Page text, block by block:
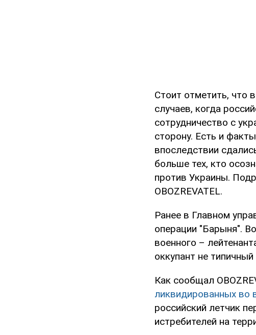
Стоит отметить, что
случаев, когда
сотрудничество с
сторону. Есть и
впоследствии
больше тех, кто
против Украины.
OBOZREVATEL.
Ранее в Главном
операции "Барыня".
военного –
оккупант не типичный
Как сообщал
ликвидированных во
российский летчик
истребителей на